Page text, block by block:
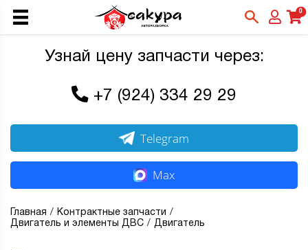
0
Узнай цену запчасти через:
+7 (924) 334 29 29
Telegram
Max
Главная
Контрактные запчасти
Двигатель и элементы ДВС
Двигатель